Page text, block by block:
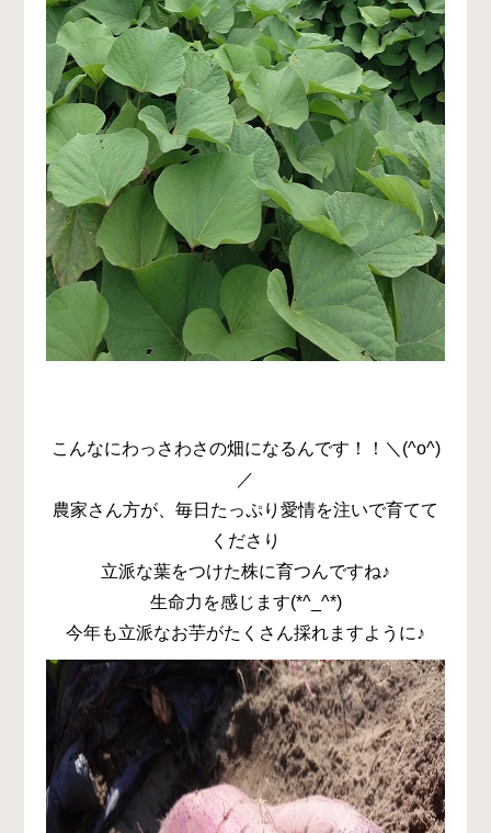
こんなにわっさわさの畑になるんです！！＼(^o^)
／
農家さん方が、毎日たっぷり愛情を注いで育てて
くださり
立派な葉をつけた株に育つんですね♪
生命力を感じます(*^_^*)
今年も立派なお芋がたくさん採れますように♪